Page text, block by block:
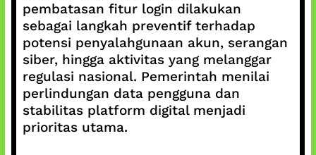
pembatasan fitur login dilakukan
sebagai langkah preventif terhadap
potensi penyalahgunaan akun, serangan
siber, hingga aktivitas yang melanggar
regulasi nasional. Pemerintah menilai
perlindungan data pengguna dan
stabilitas platform digital menjadi
prioritas utama.